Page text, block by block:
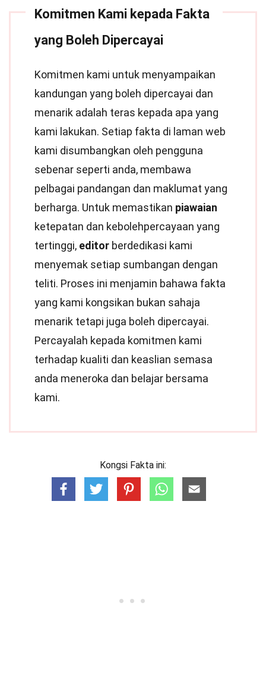
Komitmen Kami kepada Fakta
yang Boleh Dipercayai
Komitmen kami untuk menyampaikan
kandungan yang boleh dipercayai dan
menarik adalah teras kepada apa yang
kami lakukan. Setiap fakta di laman web
kami disumbangkan oleh pengguna
sebenar seperti anda, membawa
pelbagai pandangan dan maklumat yang
berharga. Untuk memastikan piawaian
ketepatan dan kebolehpercayaan yang
tertinggi, editor berdedikasi kami
menyemak setiap sumbangan dengan
teliti. Proses ini menjamin bahawa fakta
yang kami kongsikan bukan sahaja
menarik tetapi juga boleh dipercayai.
Percayalah kepada komitmen kami
terhadap kualiti dan keaslian semasa
anda meneroka dan belajar bersama
kami.
Kongsi Fakta ini: